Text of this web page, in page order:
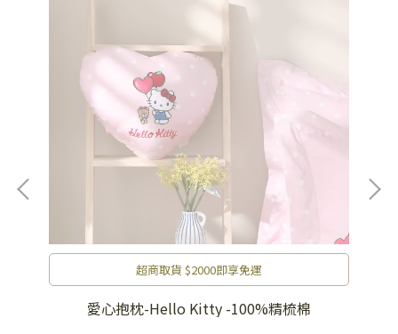
超商取貨 $2000即享免運
愛心抱枕-Hello Kitty -100%精梳棉